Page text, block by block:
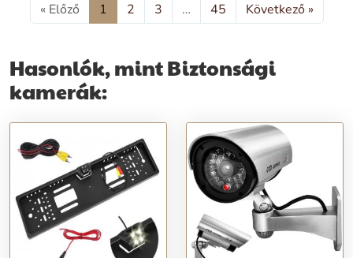
« Előző 1 2 3 … 45 Következő »
Hasonlók, mint Biztonsági
kamerák: